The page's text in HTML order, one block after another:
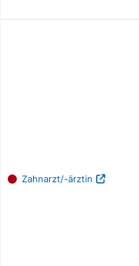
Zahnarzt/-ärztin